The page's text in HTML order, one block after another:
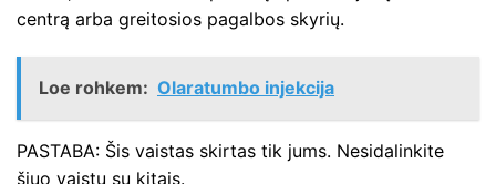
centrą arba greitosios pagalbos skyrių.
Loe rohkem: Olaratumbo injekcija
PASTABA: Šis vaistas skirtas tik jums. Nesidalinkite
šiuo vaistu su kitais.